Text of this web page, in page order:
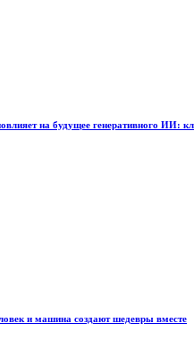
на будущее генеративного ИИ:
и машина создают шедевры вместе